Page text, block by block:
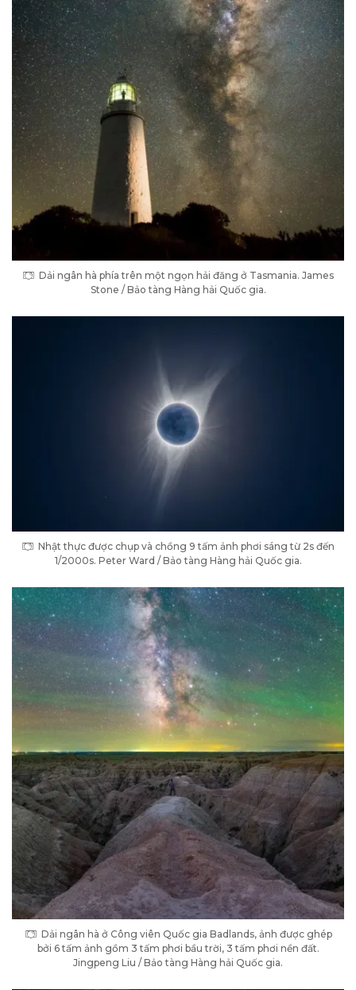
Dải ngân hà phía trên một ngọn hải đăng ở Tasmania. James
Stone / Bảo tàng Hàng hải Quốc gia.
Nhật thực được chụp và chồng 9 tấm ảnh phơi sáng từ 2s đến
1/2000s. Peter Ward / Bảo tàng Hàng hải Quốc gia.
Dải ngân hà ở Công viên Quốc gia Badlands, ảnh được ghép
bởi 6 tấm ảnh gồm 3 tấm phơi bầu trời, 3 tấm phơi nền đất.
Jingpeng Liu / Bảo tàng Hàng hải Quốc gia.